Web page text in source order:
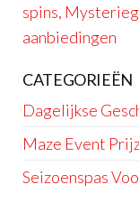
spins,
aanbiedingen
CATEGORIEËN
Dagelijkse
Maze Event
Seizoenspas